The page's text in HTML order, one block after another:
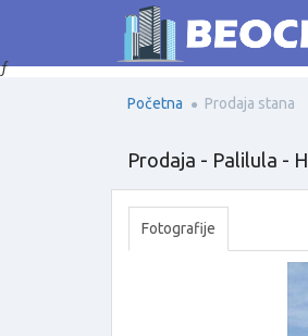
ƒ
Početna Prodaja stana
Prodaja - Palilula -
Fotografije